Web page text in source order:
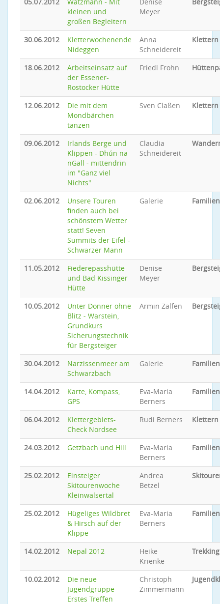
kleinen und
großen Begleitern
Meyer
30.06.2012
Kletterwochenende
Nideggen
Anna
Schneidereit
Klettern
18.06.2012
Arbeitseinsatz auf
der Essener-
Rostocker Hütte
Friedl Frohn
12.06.2012
Die mit dem
Mondbärchen
tanzen
Sven Claßen Klettern
09.06.2012
Irlands Berge und
Klippen - Dhún na
nGall - mittendrin
im "Ganz viel
Nichts"
Claudia
Schneidereit
02.06.2012
Unsere Touren
finden auch bei
schönstem Wetter
statt! Seven
Summits der Eifel -
Schwarzer Mann
Galerie
11.05.2012
Fiederepasshütte
und Bad Kissinger
Hütte
Denise
Meyer
10.05.2012
Unter Donner ohne
Blitz - Warstein,
Grundkurs
Sicherungstechnik
für Bergsteiger
Armin Zalfen
30.04.2012
Narzissenmeer am
Schwarzbach
Galerie
14.04.2012
Karte, Kompass,
GPS
Eva-Maria
Berners
06.04.2012
Klettergebiets-
Check Nordsee
Rudi Berners Klettern
24.03.2012 Getzbach und Hill
Eva-Maria
Berners
25.02.2012
Einsteiger
Skitourenwoche
Kleinwalsertal
Andrea
Betzel
25.02.2012
Hügeliges Wildbret
& Hirsch auf der
Klippe
Eva-Maria
Berners
14.02.2012 Nepal 2012
Heike
Krienke
Trekking
10.02.2012
Die neue
Jugendgruppe -
Erstes Treffen
Christoph
Zimmermann